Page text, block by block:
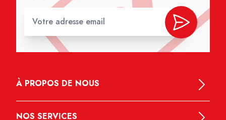
À PROPOS DE NOUS
NOS SERVICES